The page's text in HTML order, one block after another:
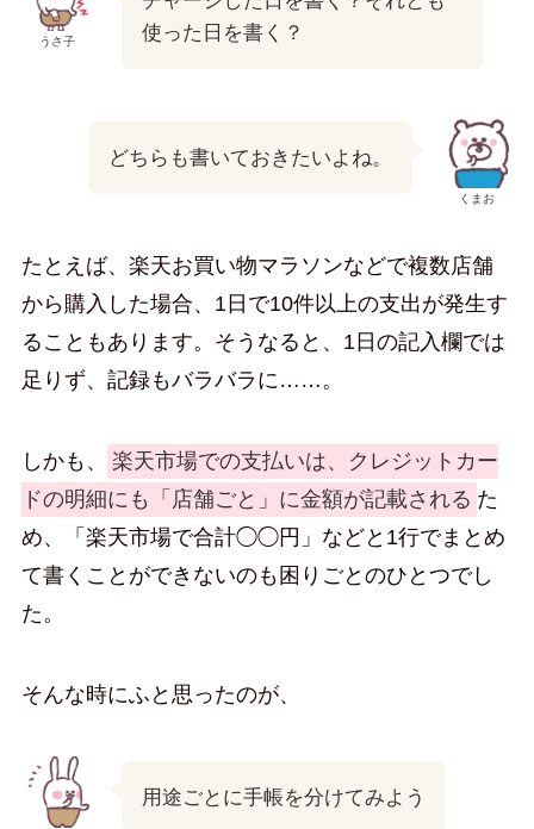
うさ子
使った日を書く？
くまお
どちらも書いておきたいよね。
たとえば、楽天お買い物マラソンなどで複数店舗
から購入した場合、1日で10件以上の支出が発生す
ることもあります。そうなると、1日の記入欄では
足りず、記録もバラバラに……。
しかも、
楽天市場での支払いは、クレジットカー
ドの明細にも「店舗ごと」に金額が記載される た
め、「楽天市場で合計◯◯円」などと1行でまとめ
て書くことができないのも困りごとのひとつでし
た。
そんな時にふと思ったのが、
用途ごとに手帳を分けてみよう